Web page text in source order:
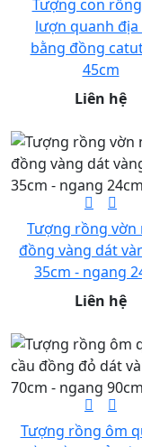
Tượng con
lượn quanh địa
bằng đồng
45cm
Liên hệ
Tượng rồng vờn
đồng vàng dát
35cm - ngang
Liên hệ
Tượng rồng ôm